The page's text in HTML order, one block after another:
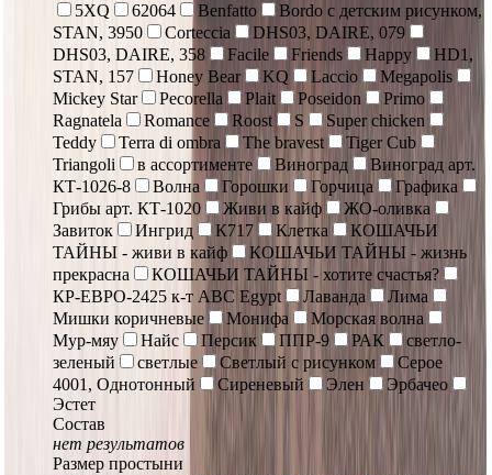
5XQ
62064 Benfatto
Bordo с детским рисунком,
STAN, 3950
Corteccia
DHS03, DAIRE, 079
DHS03, DAIRE, 358
Facile Friends Happy
HD1,
STAN, 157
Honey Bear KQ Laccio
Megapolis
Mickey Star
Pecorella Plait Poseidon
Primo
Ragnatela
Romance Roost S
Super chicken
Teddy
Terra di ombra The bravest
Tiger Cub
Triangoli
в ассортименте Виноград
Виноград арт.
КТ-1026-8
Волна Горошки Горчица
Графика
Грибы арт. КТ-1020
Живи в кайф
ЖО-оливка
Завиток
Ингрид К717 Клетка
КОШАЧЬИ
ТАЙНЫ - живи в кайф
КОШАЧЬИ ТАЙНЫ - жизнь
прекрасна
КОШАЧЬИ ТАЙНЫ - хотите счастья?
КР-ЕВРО-2425 к-т ABC Egypt
Лаванда
Лима
Мишки коричневые
Монифа
Морская волна
Мур-мяу
Найс Персик ППР-9 РАК
светло-
зеленый
светлые Светлый с рисунком
Серое
4001, Однотонный
Сиреневый Элен
Эрбачео
Эстет
Состав
нет результатов
Размер простыни